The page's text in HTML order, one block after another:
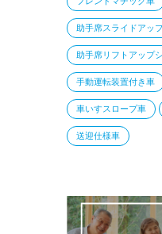
助手席スライドアッ
助手席リフトアップ
手動運転装置付き車
車いすスロープ車
送迎仕様車